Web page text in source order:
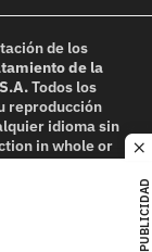
PUBLICIDAD
de los
de la
Todos los
reproducción
idioma sin
in whole or